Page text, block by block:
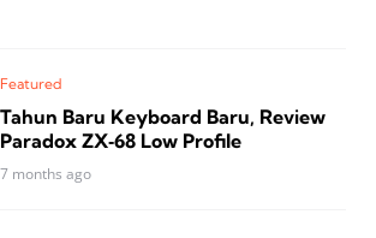
Featured
Tahun Baru Keyboard Baru, Review
Paradox ZX‑68 Low Profile
7 months ago